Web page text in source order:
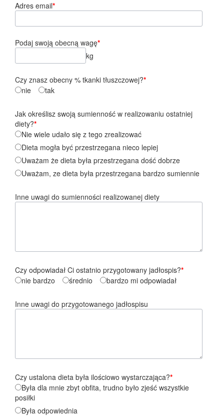
Adres email*
Podaj swoją obecną wagę*
kg
Czy znasz obecny % tkanki tłuszczowej?*
nie
tak
Jak określisz swoją sumienność w realizowaniu ostatniej
diety?*
Nie wiele udało się z tego zrealizować
Dieta mogła być przestrzegana nieco lepiej
Uważam że dieta była przestrzegana dość dobrze
Uważam, ze dieta była przestrzegana bardzo sumiennie
Inne uwagi do sumienności realizowanej diety
Czy odpowiadał Ci ostatnio przygotowany jadłospis?*
nie bardzo
średnio bardzo mi odpowiadał
Inne uwagi do przygotowanego jadłospisu
Czy ustalona dieta była ilościowo wystarczająca?*
Była dla mnie zbyt obfita, trudno było zjeść wszystkie
posiłki
Była odpowiednia